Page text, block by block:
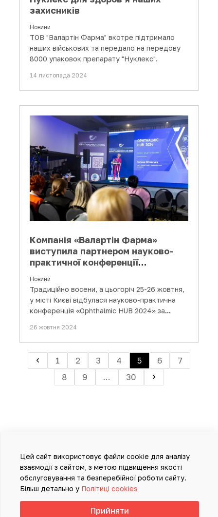
захисників
Новини
ТОВ "Валартін Фарма" вкотре підтримало
наших військових та передало на передову
8000 упаковок препарату "Нуклекс".
14 листопада 2024
Компанія «Валартін Фарма»
виступила партнером науково-
практичної конференції
Новини
Традиційно восени, а цьогоріч 25-26 жовтня,
у місті Києві відбулася науково-практична
конференція «Ophthalmic HUB 2024» за
26 жовтня 2024
1 2 3 4 5 6
7
8
9 ... 30
Цей сайт використовує файли cookie для аналізу
взаємодії з сайтом, з метою підвищення якості
обслуговування та безперебійної роботи сайту.
Більш детально у Політиці cookies
Прийняти